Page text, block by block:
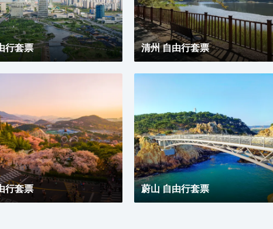
行套票 清州 自由行套票
行套票 蔚山 自由行套票